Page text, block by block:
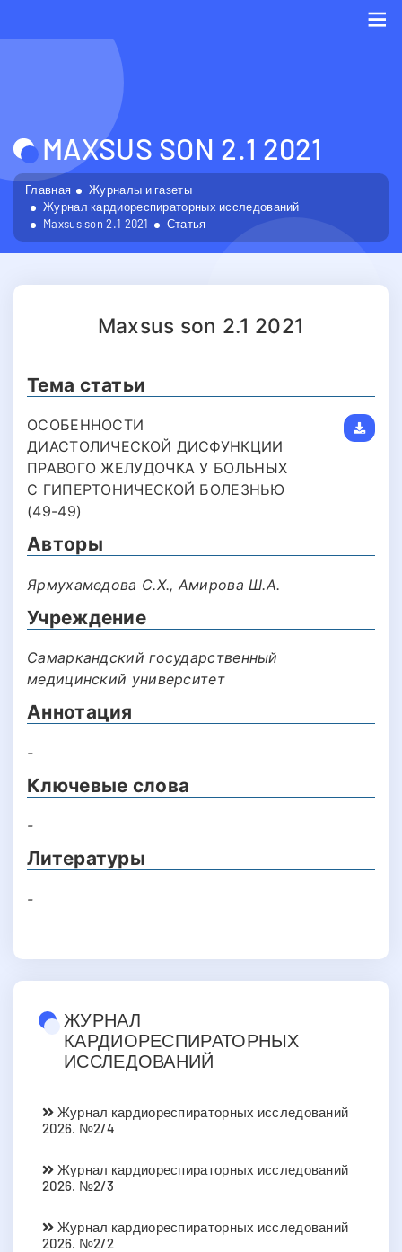
MAXSUS SON 2.1 2021
Главная
Журналы и газеты
Журнал кардиореспираторных исследований
Maxsus son 2.1 2021
Статья
Maxsus son 2.1 2021
Тема статьи
ОСОБЕННОСТИ
ДИАСТОЛИЧЕСКОЙ ДИСФУНКЦИИ
ПРАВОГО ЖЕЛУДОЧКА У БОЛЬНЫХ
С ГИПЕРТОНИЧЕСКОЙ БОЛЕЗНЬЮ
(49-49)
Авторы
Ярмухамедова С.Х., Амирова Ш.А.
Учреждение
Самаркандский государственный
медицинский университет
Аннотация
-
Ключевые слова
-
Литературы
-
ЖУРНАЛ
КАРДИОРЕСПИРАТОРНЫХ
ИССЛЕДОВАНИЙ
Журнал кардиореспираторных исследований
2026. №2/4
Журнал кардиореспираторных исследований
2026. №2/3
Журнал кардиореспираторных исследований
2026. №2/2